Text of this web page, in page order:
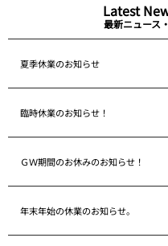
Latest
最新ニュース
夏季休業のお知らせ
臨時休業のお知らせ！
ＧＷ期間のお休みのお知らせ！
年末年始の休業のお知らせ。